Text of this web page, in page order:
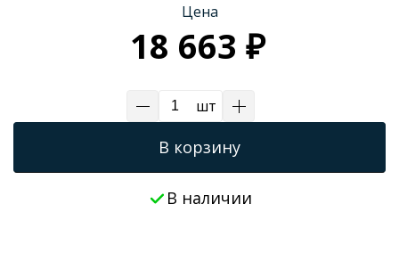
Цена
18 663 ₽
шт
В корзину
В наличии